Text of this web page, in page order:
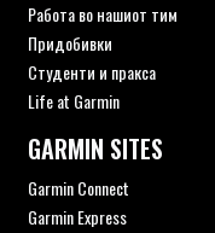
Работа во нашиот тим
Придобивки
Студенти и пракса
Life at Garmin
GARMIN SITES
Garmin Connect
Garmin Express